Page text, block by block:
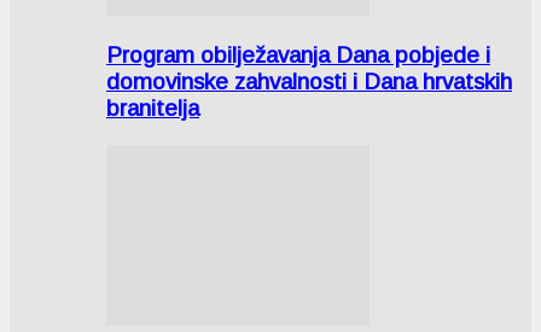
Program obilježavanja Dana pobjede i
domovinske zahvalnosti i Dana hrvatskih
branitelja